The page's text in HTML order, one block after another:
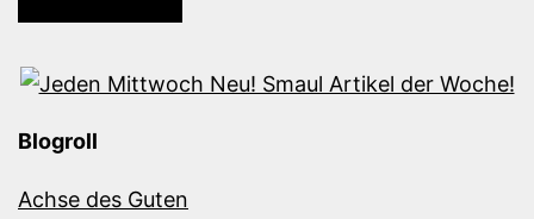
Blogroll
Achse des Guten